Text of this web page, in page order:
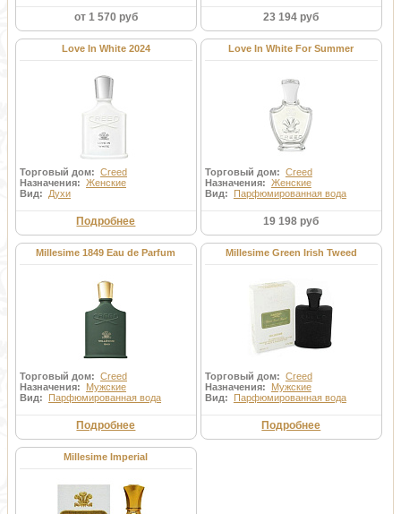
от 1 570 руб 23 194 руб
Love In White 2024
Торговый дом: Creed
Назначения: Женские
Вид: Духи
Подробнее
Love In White For Summer
Торговый дом: Creed
Назначения: Женские
Вид: Парфюмированная вода
19 198 руб
Millesime 1849 Eau de Parfum
Торговый дом: Creed
Назначения: Мужские
Вид: Парфюмированная вода
Подробнее
Millesime Green Irish Tweed
Торговый дом: Creed
Назначения: Мужские
Вид: Парфюмированная вода
Подробнее
Millesime Imperial